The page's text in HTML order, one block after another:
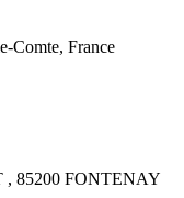
Comte, France
85200 FONTENAY